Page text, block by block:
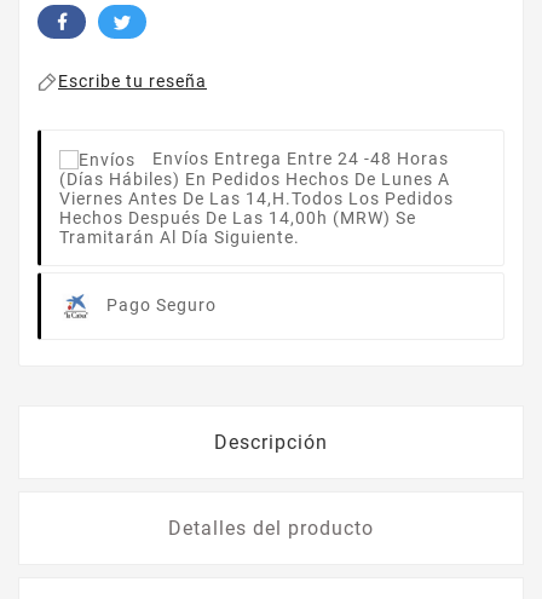
Escribe tu reseña
Envíos Entrega Entre 24 -48 Horas
(días Hábiles) En Pedidos Hechos De Lunes A
Viernes Antes De Las 14,h.Todos Los Pedidos
Hechos Después De Las 14,00h (MRW) Se
Tramitarán Al Día Siguiente.
Pago Seguro
Descripción
Detalles del producto